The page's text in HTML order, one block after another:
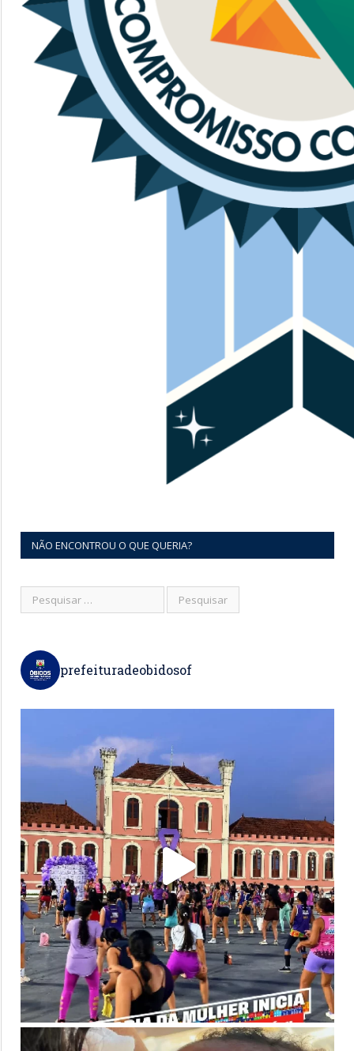
NÃO ENCONTROU O QUE QUERIA?
prefeituradeobidosof